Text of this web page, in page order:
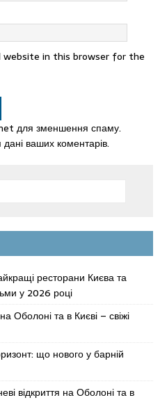
website in this browser for the
для зменшення спаму.
ваших коментарів.
ресторани Києва та
у 2026 році
Оболоні та в Києві – свіжі
що нового у барній
відкриття на Оболоні та в